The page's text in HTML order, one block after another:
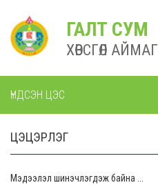
ГАЛТ СУМ
ХӨВСГӨЛ АЙМАГ
ҮНДСЭН ЦЭС
ЦЭЦЭРЛЭГ
Мэдээлэл шинэчлэгдэж байна ...